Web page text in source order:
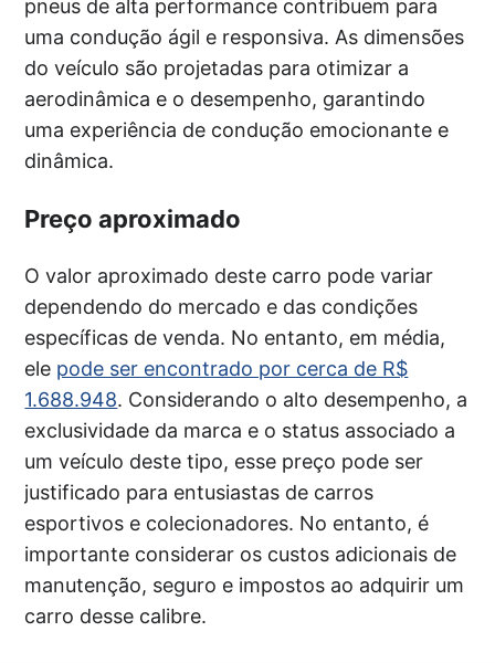
pneus de alta performance contribuem para
uma condução ágil e responsiva. As dimensões
do veículo são projetadas para otimizar a
aerodinâmica e o desempenho, garantindo
uma experiência de condução emocionante e
dinâmica.
Preço aproximado
O valor aproximado deste carro pode variar
dependendo do mercado e das condições
específicas de venda. No entanto, em média,
ele pode ser encontrado por cerca de R$
1.688.948. Considerando o alto desempenho, a
exclusividade da marca e o status associado a
um veículo deste tipo, esse preço pode ser
justificado para entusiastas de carros
esportivos e colecionadores. No entanto, é
importante considerar os custos adicionais de
manutenção, seguro e impostos ao adquirir um
carro desse calibre.